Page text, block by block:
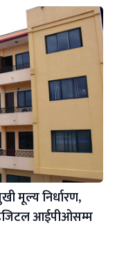
मूल्य निर्धारण,
आईपीओसम्म